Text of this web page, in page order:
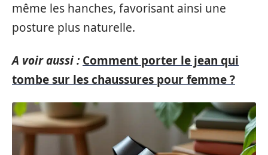
même les hanches, favorisant ainsi une
posture plus naturelle.
A voir aussi : Comment porter le jean qui
tombe sur les chaussures pour femme ?